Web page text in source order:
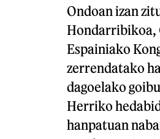
Ondoan izan
Hondarribikoa,
Espainiako
zerrendatako
dagoelako
Herriko
hanpatuan